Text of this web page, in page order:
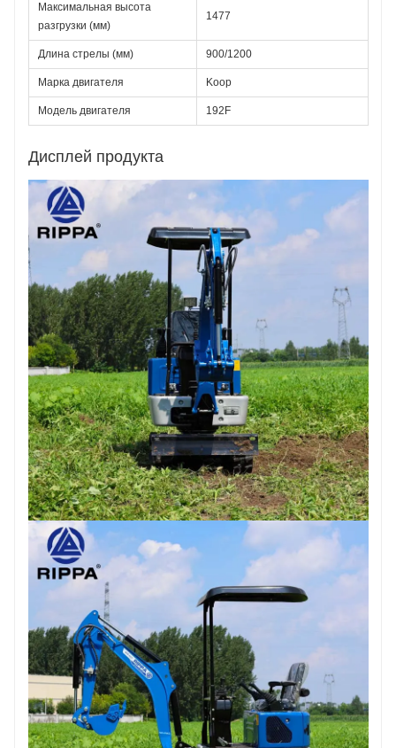
Максимальная высота
разгрузки (мм)
1477
Длина стрелы (мм) 900/1200
Марка двигателя Koop
Модель двигателя 192F
Дисплей продукта